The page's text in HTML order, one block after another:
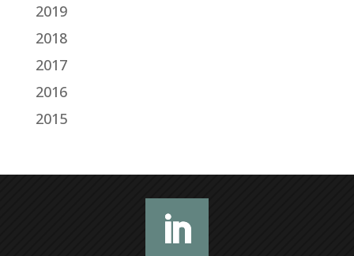
2019
2018
2017
2016
2015